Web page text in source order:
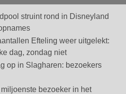
struint rond in Disneyland
Efteling weer uitgelekt:
dag, zondag niet
op in Slagharen: bezoekers
bezoeker in het